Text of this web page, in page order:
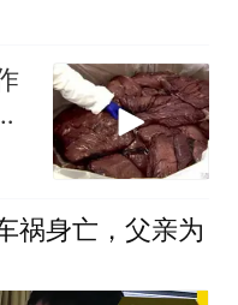
祸身亡，父亲为